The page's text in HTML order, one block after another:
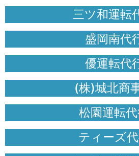
三ツ和運転
盛岡南代
優運転代
(株)城北商
松園運転
ティーズ